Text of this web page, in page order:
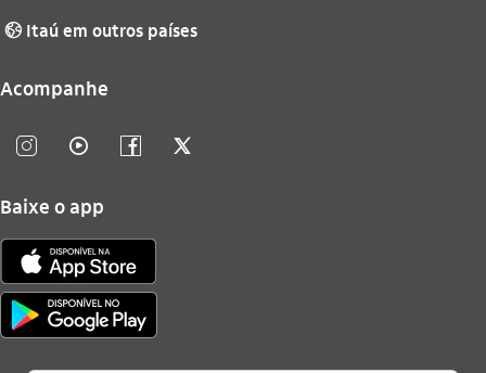
globo_outline Itaú em outros países
Acompanhe
instagram_outline video_outline facebook_outline twitter_outline
Baixe o app